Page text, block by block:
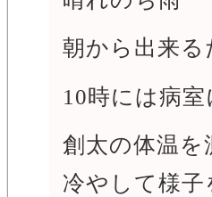
朝から出来
10時には病
創太の体温
冷やして様